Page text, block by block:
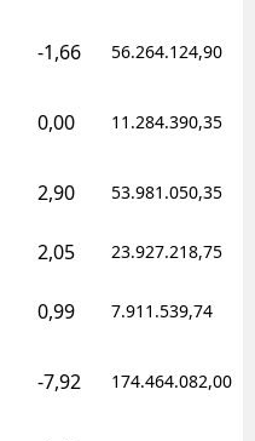
-1,66 56.264.124,90
0,00 11.284.390,35
2,90 53.981.050,35
2,05 23.927.218,75
0,99 7.911.539,74
-7,92 174.464.082,00